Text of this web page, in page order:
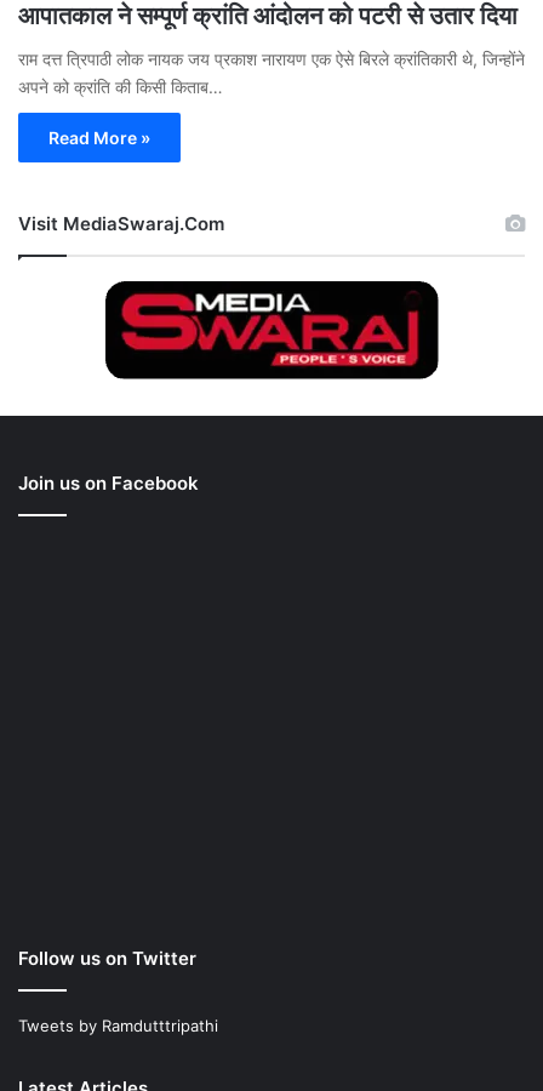
आपातकाल ने सम्पूर्ण क्रांति आंदोलन को पटरी से उतार दिया
राम दत्त त्रिपाठी लोक नायक जय प्रकाश नारायण एक ऐसे बिरले क्रांतिकारी थे, जिन्होंने
अपने को क्रांति की किसी किताब…
Read More »
Visit MediaSwaraj.Com
Join us on Facebook
Follow us on Twitter
Tweets by Ramdutttripathi